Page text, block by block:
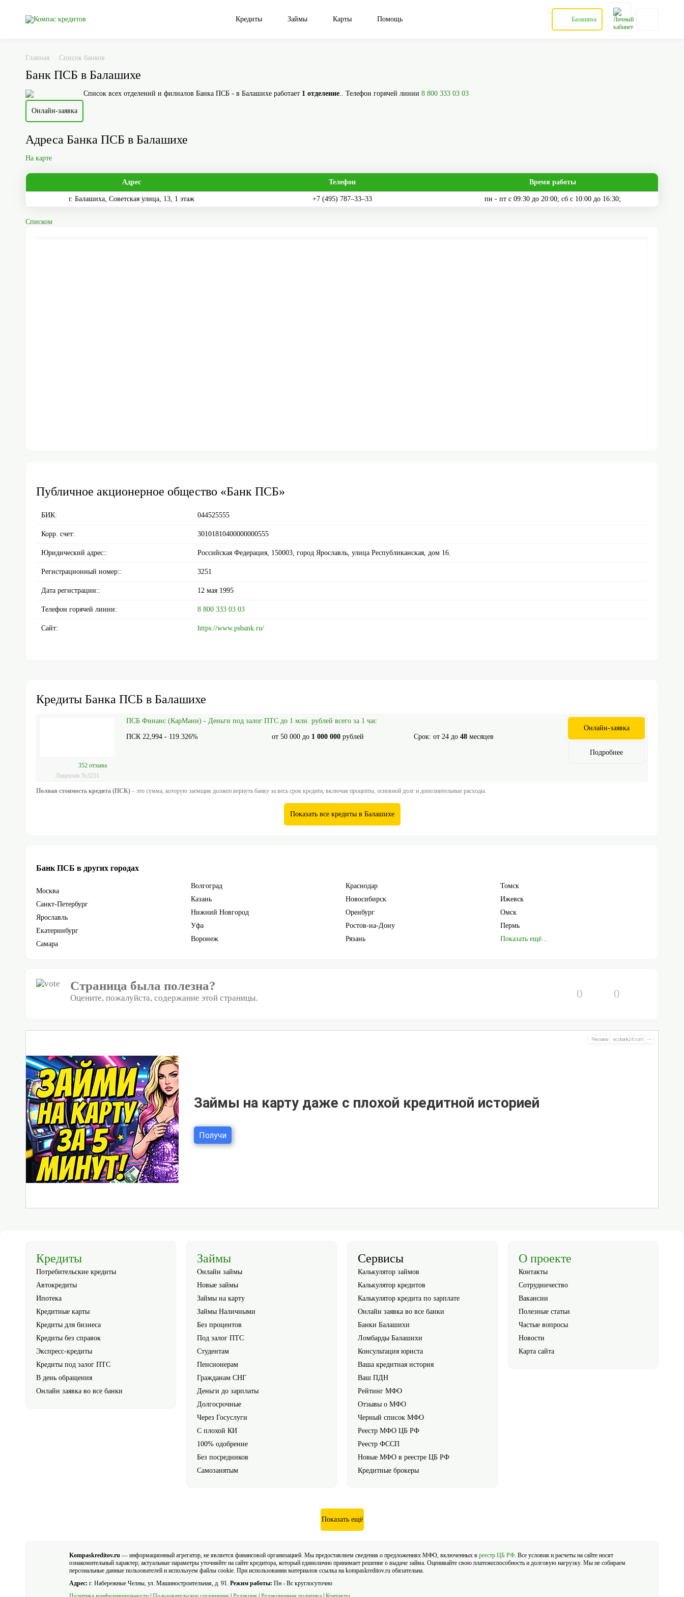
Кредиты Займы Карты Помощь Балашиха
Главная Список банков
Банк ПСБ в Балашихе
Онлайн-заявка
Список всех отделений и филиалов Банка ПСБ - в Балашихе работает 1 отделение.. Телефон горячей линии 8 800 333 03 03
Адреса Банка ПСБ в Балашихе
На карте
Адрес Телефон Время работы
г. Балашиха, Советская улица, 13, 1 этаж +7 (495) 787‒33‒33 пн - пт с 09:30 до 20:00; сб с 10:00 до 16:30;
Списком
Публичное акционерное общество «Банк ПСБ»
БИК: 044525555
Корр. счет: 30101810400000000555
Юридический адрес:: Российская Федерация, 150003, город Ярославль, улица Республиканская, дом 16.
Регистрационный номер:: 3251
Дата регистрации:: 12 мая 1995
Телефон горячей линии: 8 800 333 03 03
Сайт: https://www.psbank.ru/
Кредиты Банка ПСБ в Балашихе
352 отзыва
Лицензия №3251
ПСБ Финанс (КарМани) - Деньги под залог ПТС до 1 млн. рублей всего за 1 час
ПСК 22,994 - 119.326% от50 000 до 1 000 000 рублей Срок: от 24до 48месяцев
Онлайн-заявка
Подробнее
Полная стоимость кредита (ПСК) – это сумма, которую заемщик должен вернуть банку за весь срок кредита, включая проценты, основной долг и дополнительные расходы.
Показать все кредиты в Балашихе
Банк ПСБ в других городах
Москва
Санкт-Петербург
Ярославль
Екатеринбург
Самара
Волгоград
Казань
Нижний Новгород
Уфа
Воронеж
Краснодар
Новосибирск
Оренбург
Ростов-на-Дону
Рязань
Томск
Ижевск
Омск
Пермь
Показать ещё...
Страница была полезна?
Оцените, пожалуйста, содержание этой страницы. 0 0
Кредиты
Потребительские кредиты
Автокредиты
Ипотека
Кредитные карты
Кредиты для бизнеса
Кредиты без справок
Экспресс-кредиты
Кредиты под залог ПТС
В день обращения
Онлайн заявка во все банки
Займы
Онлайн займы
Новые займы
Займы на карту
Займы Наличными
Без процентов
Под залог ПТС
Студентам
Пенсионерам
Гражданам СНГ
Деньги до зарплаты
Долгосрочные
Через Госуслуги
С плохой КИ
100% одобрение
Без посредников
Самозанятым
Сервисы
Калькулятор займов
Калькулятор кредитов
Калькулятор кредита по зарплате
Онлайн заявка во все банки
Банки Балашихи
Ломбарды Балашихи
Консультация юриста
Ваша кредитная история
Ваш ПДН
Рейтинг МФО
Отзывы о МФО
Черный список МФО
Реестр МФО ЦБ РФ
Реестр ФССП
Новые МФО в реестре ЦБ РФ
Кредитные брокеры
О проекте
Контакты
Сотрудничество
Вакансии
Полезные статьи
Частые вопросы
Новости
Карта сайта
Показать ещё
Kompaskreditov.ru — информационный агрегатор, не является финансовой организацией. Мы предоставляем сведения о предложениях МФО, включенных в реестр ЦБ РФ. Все условия и расчеты на сайте носят
ознакомительный характер; актуальные параметры уточняйте на сайте кредитора, который единолично принимает решение о выдаче займа. Оценивайте свою платежеспособность и долговую нагрузку. Мы не собираем
персональные данные пользователей и используем файлы cookie. При использовании материалов ссылка на kompaskreditov.ru обязательна.
Адрес: г. Набережные Челны, ул. Машиностроительная, д. 91. Режим работы: Пн - Вс круглосуточно